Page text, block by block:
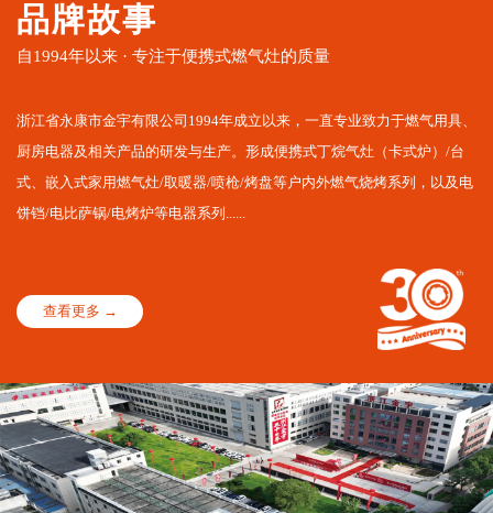
品牌故事
自1994年以来 · 专注于便携式燃气灶的质量
浙江省永康市金宇有限公司1994年成立以来，一直专业致力于燃气用具、
厨房电器及相关产品的研发与生产。形成便携式丁烷气灶（卡式炉）/台
式、嵌入式家用燃气灶/取暖器/喷枪/烤盘等户内外燃气烧烤系列，以及电
饼铛/电比萨锅/电烤炉等电器系列......
查看更多 →